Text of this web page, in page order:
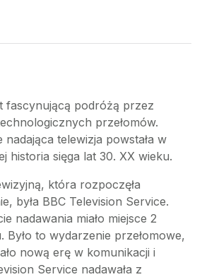
fascynującą podróżą przez
przełomów.
telewizja powstała w
historia sięga lat 30. XX wieku.
która rozpoczęła
była BBC Television Service.
nadawania miało miejsce 2
Było to wydarzenie przełomowe,
nową erę w komunikacji i
Service nadawała z